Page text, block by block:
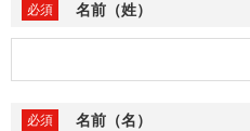
名前（姓）
名前（名）